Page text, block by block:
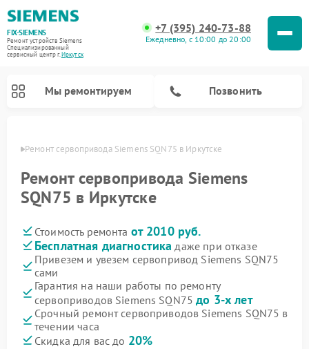
FIX-SIEMENS
Ремонт устройств Siemens
Специализированный
cервисный центр г.Иркутск
+7 (395) 240-73-88
Ежедневно, с 10:00 до 20:00
Мы ремонтируем Позвонить
Ремонт сервопривода Siemens SQN75 в Иркутске
Ремонт сервопривода Siemens
SQN75 в Иркутске
Стоимость ремонта от 2010 руб.
Бесплатная диагностика даже при отказе
Привезем и увезем сервопривод Siemens SQN75
сами
Гарантия на наши работы по ремонту
сервоприводов Siemens SQN75до 3-х лет
Срочный ремонт сервоприводов Siemens SQN75 в
течении часа
Скидка для вас до 20%